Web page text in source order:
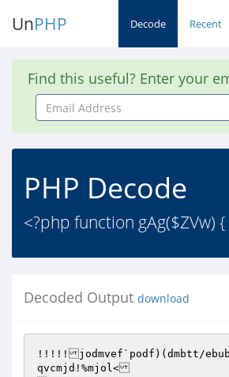
UnPHP Decode Recent
Find this useful? Enter your
Email
Address
PHP Decode
<?php function gAg($ZVw)
Decoded Output download
!!!!!jodmvef`podf)(dmbtt/
qvcmjd!%mjol<